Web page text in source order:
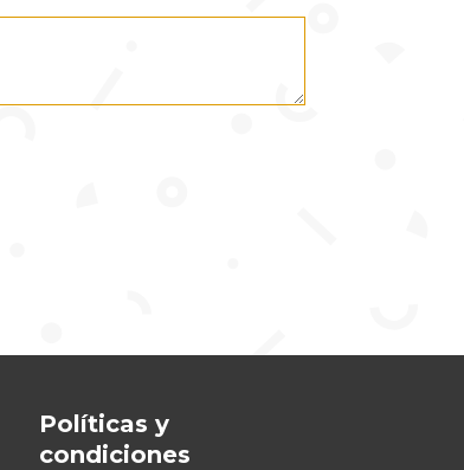
Políticas y
condiciones